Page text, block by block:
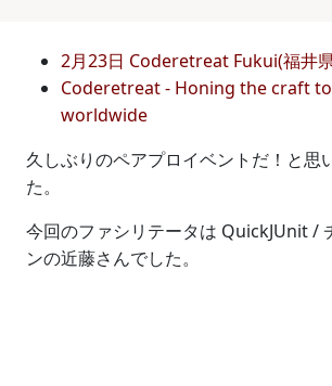
2月23日 Coderetreat Fukui(福井
Coderetreat - Honing the craft
worldwide
久しぶりのペアプロイベントだ！と思
た。
今回のファシリテータは QuickJUnit /
ンの近藤さんでした。